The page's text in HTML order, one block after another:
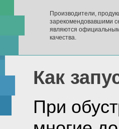
Производители,
зарекомендовавшими
являются
качества.
Как
При